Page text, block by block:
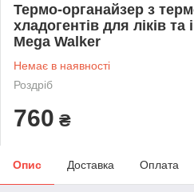
Термо-органайзер з
хладогентів для ліків та
Mega Walker
Немає в наявності
Роздріб
760 ₴
Опис Доставка Оплата